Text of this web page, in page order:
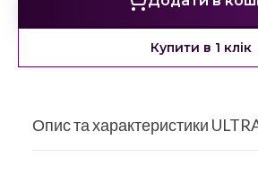
Купити в 1 клік
Опис та характеристики